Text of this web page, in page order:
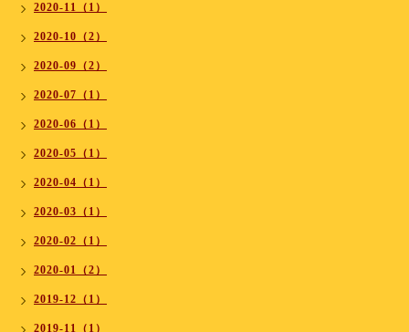
2020-11（1）
2020-10（2）
2020-09（2）
2020-07（1）
2020-06（1）
2020-05（1）
2020-04（1）
2020-03（1）
2020-02（1）
2020-01（2）
2019-12（1）
2019-11（1）